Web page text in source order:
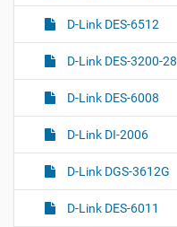
D-Link DES-6512
D-Link DES-3200-28
D-Link DES-6008
D-Link DI-2006
D-Link DGS-3612G
D-Link DES-6011